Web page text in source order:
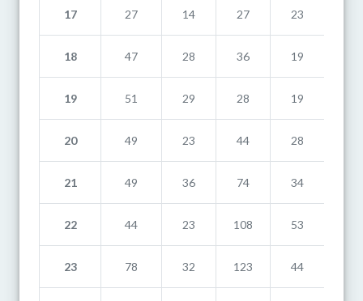
17 27 14 27 23
18 47 28 36 19
19 51 29 28 19
20 49 23 44 28
21 49 36 74 34
22 44 23 108 53
23 78 32 123 44